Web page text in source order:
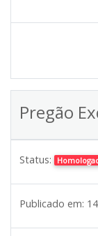
Pregão
Status:
Publicado em: